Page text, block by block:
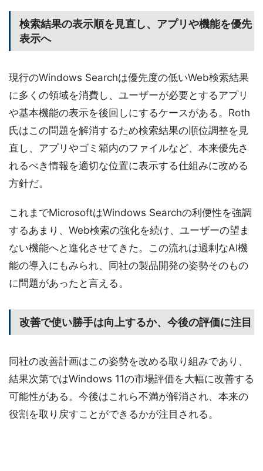
検索結果の表示順を見直し、アプリや機能を優先
表示へ
現行のWindows Searchは優先度の低いWeb検索結果
に多くの領域を消費し、ユーザーが必要とするアプリ
や基本機能の表示を後回しにするケースがある。Roth
氏はこの問題を解消するため検索結果の順位調整を見
直し、アプリやゴミ箱内のファイルなど、本来優先さ
れるべき情報を適切な位置に表示する仕組みに改める
方針だ。
これまでMicrosoftはWindows Searchの利便性を強調
するあまり、Web検索の強化を続け、ユーザーの望ま
ない機能へと進化させてきた。この流れは過剰なAI機
能の導入にもみられ、同社の製品開発の姿勢そのもの
に問題があったと言える。
改善で使い勝手は向上するか、今後の評価に注目
同社の改善計画はこの姿勢を改める取り組みであり、
結果次第ではWindows 11の市場評価を大幅に改善する
可能性がある。今後はこれら不満が解消され、本来の
役割を取り戻すことができるかが注目される。